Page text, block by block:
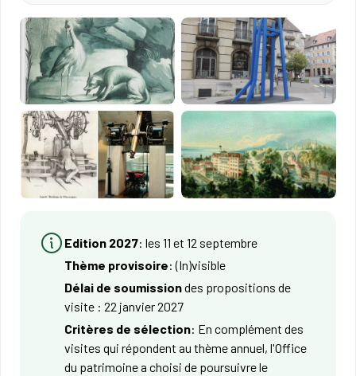
Edition 2027: les 11 et 12 septembre
Thème provisoire: (In)visible
Délai de soumissiondes propositions de
visite : 22 janvier 2027
Critères de sélection: En complément des
visites qui répondent au thème annuel, l'Office
du patrimoine a choisi de poursuivre le